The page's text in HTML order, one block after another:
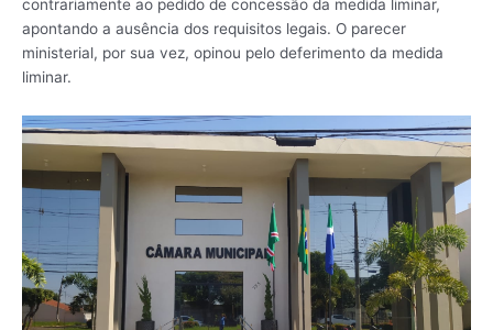
contrariamente ao pedido de concessão da medida liminar,
apontando a ausência dos requisitos legais. O parecer
ministerial, por sua vez, opinou pelo deferimento da medida
liminar.